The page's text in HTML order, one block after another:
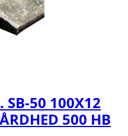
SB-50 100X12
500 HB